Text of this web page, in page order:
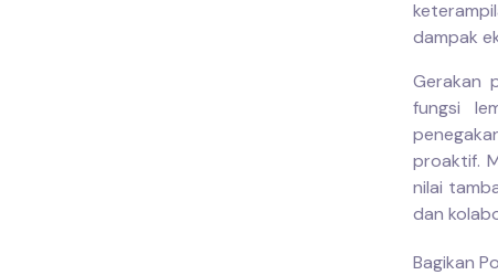
dampak
Gerakan
fungsi
proaktif.
nilai
dan
Bagikan